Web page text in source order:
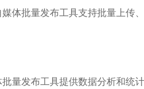
体批量发布工具支持批量上传
量发布工具提供数据分析和统